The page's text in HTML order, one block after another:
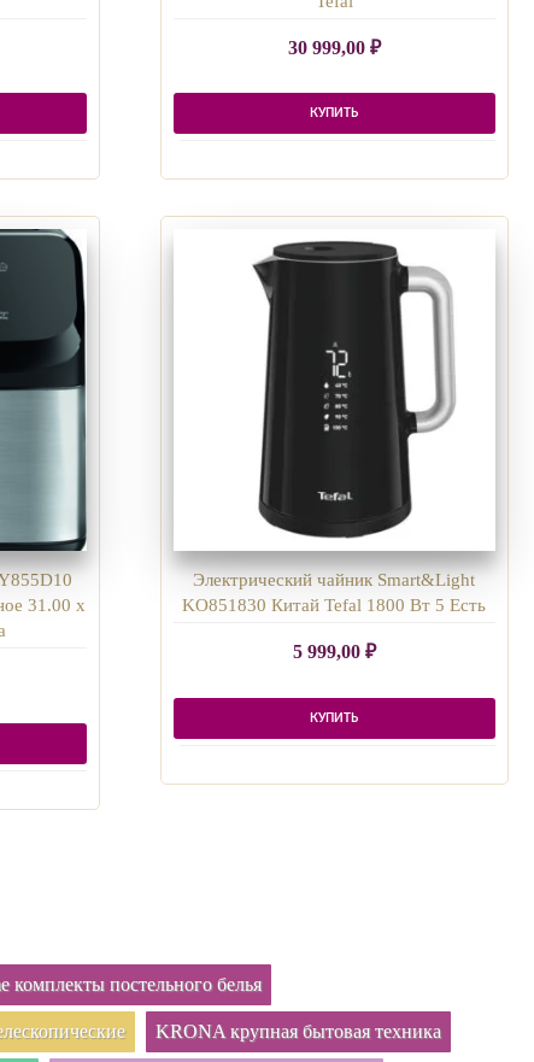
30 999,00 ₽
КУПИТЬ
31.00 х
Электрический чайник Smart&Light
KO851830 Китай Tefal 1800 Вт 5 Есть
5 999,00 ₽
КУПИТЬ
комплекты постельного белья
KRONA крупная бытовая техника